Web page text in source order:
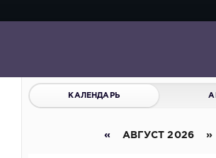
КАЛЕНДАРЬ
« АВГУСТ 2026 »